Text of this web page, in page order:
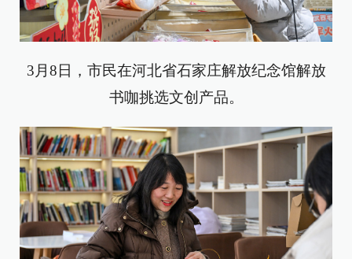
3月8日，市民在河北省石家庄解放纪念馆解放
书咖挑选文创产品。